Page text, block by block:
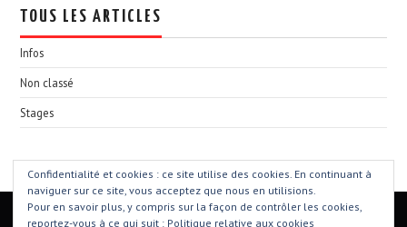
TOUS LES ARTICLES
Infos
Non classé
Stages
Confidentialité et cookies : ce site utilise des cookies. En continuant à
naviguer sur ce site, vous acceptez que nous en utilisions.
Pour en savoir plus, y compris sur la façon de contrôler les cookies,
reportez-vous à ce qui suit : Politique relative aux cookies